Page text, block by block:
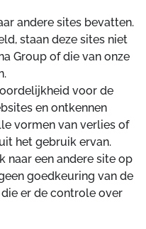
andere sites bevatten.
staan deze sites niet
Group of die van onze
voor de
en ontkennen
vormen van verlies of
het gebruik ervan.
naar een andere site op
goedkeuring van de
er de controle over